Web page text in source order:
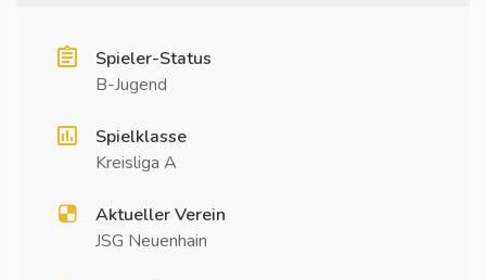
Spieler-Status
B-Jugend
Spielklasse
Kreisliga A
Aktueller Verein
JSG Neuenhain